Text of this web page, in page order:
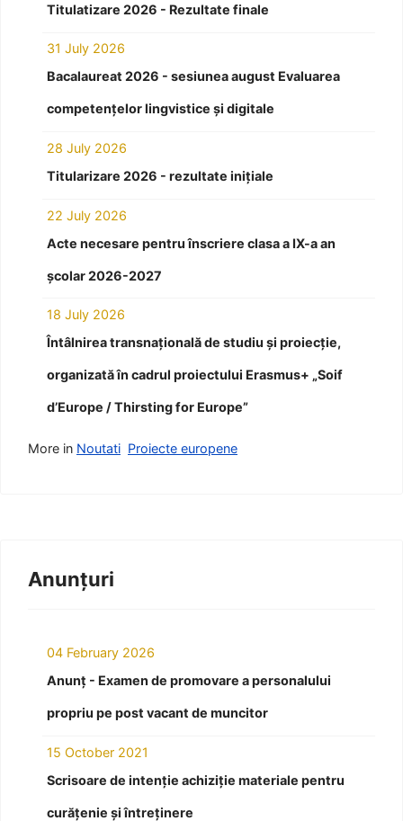
Titulatizare 2026 - Rezultate finale
31 July 2026
Bacalaureat 2026 - sesiunea august Evaluarea
competențelor lingvistice și digitale
28 July 2026
Titularizare 2026 - rezultate inițiale
22 July 2026
Acte necesare pentru înscriere clasa a IX-a an
școlar 2026-2027
18 July 2026
Întâlnirea transnațională de studiu și proiecție,
organizată în cadrul proiectului Erasmus+ „Soif
d’Europe / Thirsting for Europe”
More in Noutati Proiecte europene
Anunțuri
04 February 2026
Anunț - Examen de promovare a personalului
propriu pe post vacant de muncitor
15 October 2021
Scrisoare de intenție achiziție materiale pentru
curățenie și întreținere